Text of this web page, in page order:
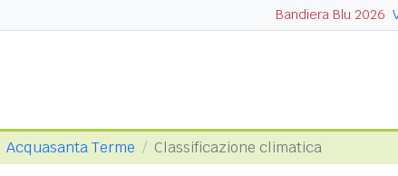
Bandiera Blu 2026
Acquasanta Terme Classificazione climatica